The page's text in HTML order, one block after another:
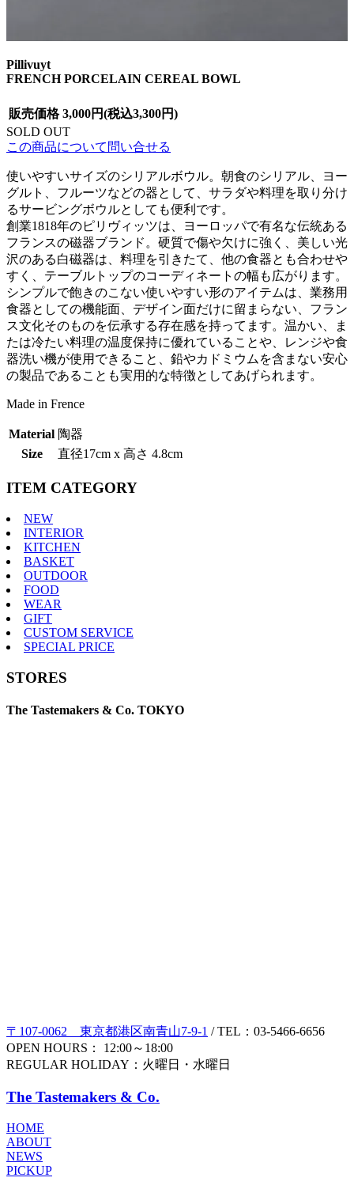
Pillivuyt
FRENCH PORCELAIN CEREAL BOWL
販売価格 3,000円(税込3,300円)
SOLD OUT
この商品について問い合せる
使いやすいサイズのシリアルボウル。朝食のシリアル、ヨー
グルト、フルーツなどの器として、サラダや料理を取り分け
るサービングボウルとしても便利です。
創業1818年のピリヴィッツは、ヨーロッパで有名な伝統ある
フランスの磁器ブランド。硬質で傷や欠けに強く、美しい光
沢のある白磁器は、料理を引きたて、他の食器とも合わせや
すく、テーブルトップのコーディネートの幅も広がります。
シンプルで飽きのこない使いやすい形のアイテムは、業務用
食器としての機能面、デザイン面だけに留まらない、フラン
ス文化そのものを伝承する存在感を持ってます。温かい、ま
たは冷たい料理の温度保持に優れていることや、レンジや食
器洗い機が使用できること、鉛やカドミウムを含まない安心
の製品であることも実用的な特徴としてあげられます。
Made in Frence
Material 陶器
Size
直径17cm x 高さ 4.8cm
ITEM CATEGORY
NEW
INTERIOR
KITCHEN
BASKET
OUTDOOR
FOOD
WEAR
GIFT
CUSTOM SERVICE
SPECIAL PRICE
STORES
The Tastemakers & Co. TOKYO
〒107-0062 東京都港区南青山7-9-1 / TEL：03-5466-6656
OPEN HOURS： 12:00～18:00
REGULAR HOLIDAY：火曜日・水曜日
The Tastemakers & Co.
HOME
ABOUT
NEWS
PICKUP